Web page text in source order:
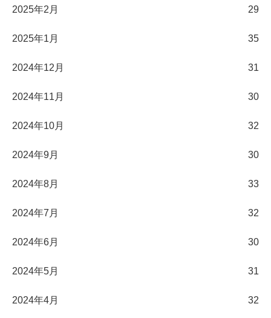
2025年2月 29
2025年1月 35
2024年12月 31
2024年11月 30
2024年10月 32
2024年9月 30
2024年8月 33
2024年7月 32
2024年6月 30
2024年5月 31
2024年4月 32